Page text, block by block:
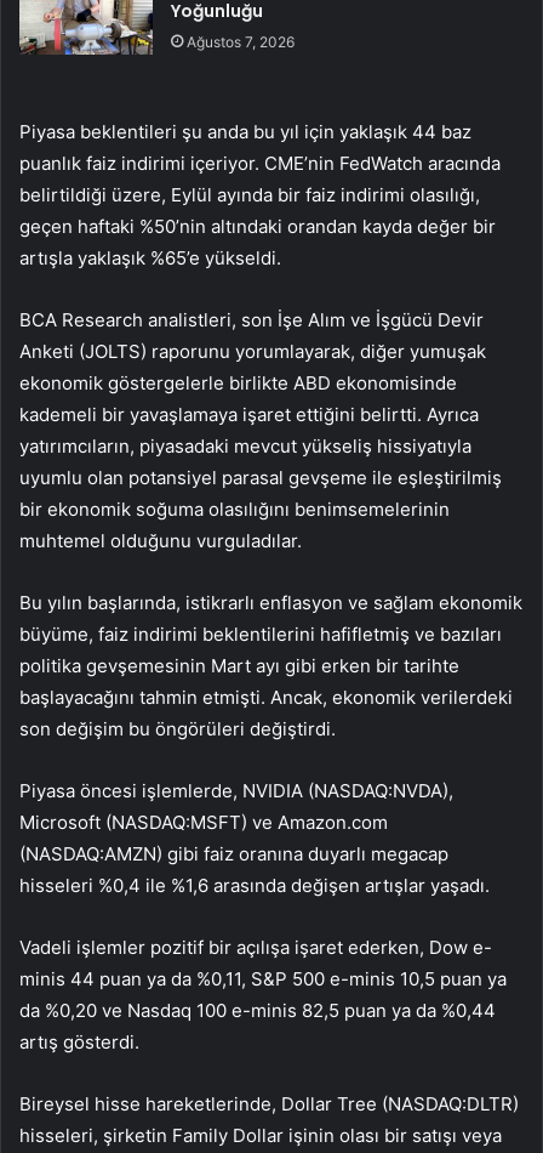
Yoğunluğu
Ağustos 7, 2026
Piyasa beklentileri şu anda bu yıl için yaklaşık 44 baz
puanlık faiz indirimi içeriyor. CME’nin FedWatch aracında
belirtildiği üzere, Eylül ayında bir faiz indirimi olasılığı,
geçen haftaki %50’nin altındaki orandan kayda değer bir
artışla yaklaşık %65’e yükseldi.
BCA Research analistleri, son İşe Alım ve İşgücü Devir
Anketi (JOLTS) raporunu yorumlayarak, diğer yumuşak
ekonomik göstergelerle birlikte ABD ekonomisinde
kademeli bir yavaşlamaya işaret ettiğini belirtti. Ayrıca
yatırımcıların, piyasadaki mevcut yükseliş hissiyatıyla
uyumlu olan potansiyel parasal gevşeme ile eşleştirilmiş
bir ekonomik soğuma olasılığını benimsemelerinin
muhtemel olduğunu vurguladılar.
Bu yılın başlarında, istikrarlı enflasyon ve sağlam ekonomik
büyüme, faiz indirimi beklentilerini hafifletmiş ve bazıları
politika gevşemesinin Mart ayı gibi erken bir tarihte
başlayacağını tahmin etmişti. Ancak, ekonomik verilerdeki
son değişim bu öngörüleri değiştirdi.
Piyasa öncesi işlemlerde, NVIDIA (NASDAQ:NVDA),
Microsoft (NASDAQ:MSFT) ve Amazon.com
(NASDAQ:AMZN) gibi faiz oranına duyarlı megacap
hisseleri %0,4 ile %1,6 arasında değişen artışlar yaşadı.
Vadeli işlemler pozitif bir açılışa işaret ederken, Dow e-
minis 44 puan ya da %0,11, S&P 500 e-minis 10,5 puan ya
da %0,20 ve Nasdaq 100 e-minis 82,5 puan ya da %0,44
artış gösterdi.
Bireysel hisse hareketlerinde, Dollar Tree (NASDAQ:DLTR)
hisseleri, şirketin Family Dollar işinin olası bir satışı veya